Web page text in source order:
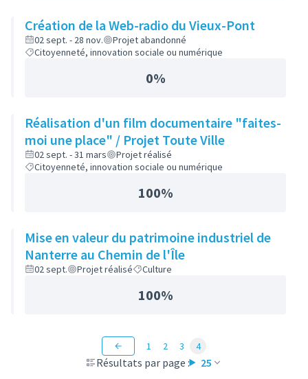
Création de la Web-radio du Vieux-Pont
02 sept. - 28 nov.
Projet abandonné
Citoyenneté, innovation sociale ou numérique
0%
Réalisation d'un film documentaire "faites-
moi une place" / Projet Toute Ville
02 sept. - 31 mars
Projet réalisé
Citoyenneté, innovation sociale ou numérique
100%
Mise en valeur du patrimoine industriel de
Nanterre au Chemin de l'Île
02 sept. Projet réalisé Culture
100%
Résultats par page : 25
1 2 3 4